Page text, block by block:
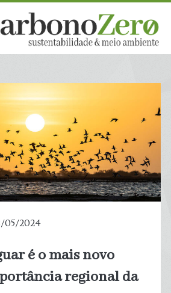
05/2024
é o mais novo
regional da